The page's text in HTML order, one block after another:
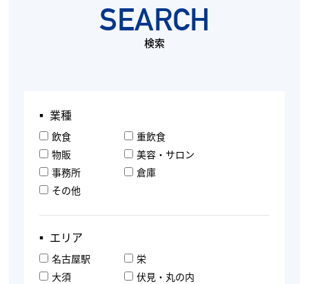
SEARCH
検索
▪︎ 業種
飲食
重飲食
物販
美容・サロン
事務所
倉庫
その他
▪︎ エリア
名古屋駅
栄
大須
伏見・丸の内